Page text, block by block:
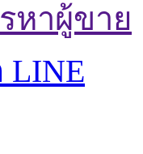
หาผู้ขาย
LINE